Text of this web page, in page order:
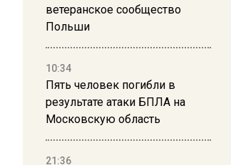
ветеранское сообщество
Польши
10:34
Пять человек погибли в
результате атаки БПЛА на
Московскую область
21:36